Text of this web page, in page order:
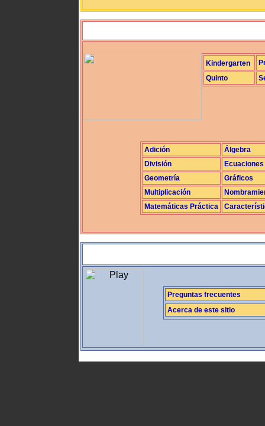
Kindergarten
Quinto
Adición
Álgebra
División
Ecuaciones
Geometría
Gráficos
Multiplicación
Matemáticas Práctica
Preguntas frecuentes
Acerca de este sitio